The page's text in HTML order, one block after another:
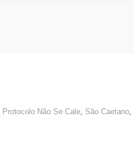
Protocolo Não Se Cale, São Caetano,